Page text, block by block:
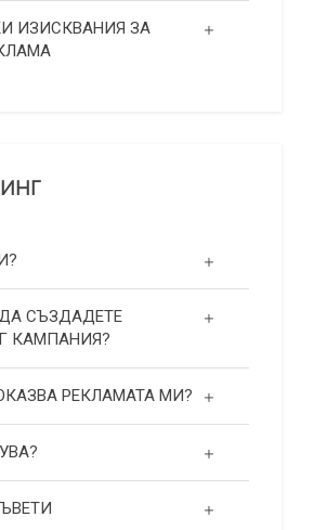
ИЗИСКВАНИЯ ЗА
СЪЗДАДЕТЕ
КАМПАНИЯ?
РЕКЛАМАТА МИ?